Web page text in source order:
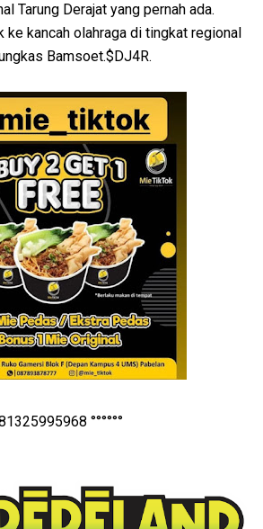
Tarung Derajat yang pernah ada.
ke kancah olahraga di tingkat regional
Bamsoet.$DJ4R.
°°°°°°